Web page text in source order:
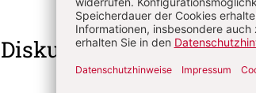
Diskussion